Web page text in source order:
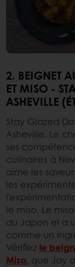
2. BEIGNET
ET MISO -
ASHEVILLE
Stay Glazed
Asheville. Le
ses
culinaires à
aime les
les
le miso. Le
du Japon et a
comme un
Vérifiez le
Miso, que Jay